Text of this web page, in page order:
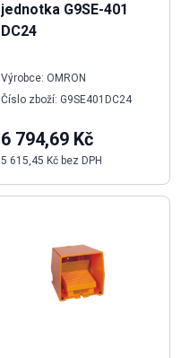
jednotka G9SE-401
DC24
Výrobce: OMRON
Číslo zboží: G9SE401DC24
6 794,69 Kč
5 615,45 Kč bez DPH